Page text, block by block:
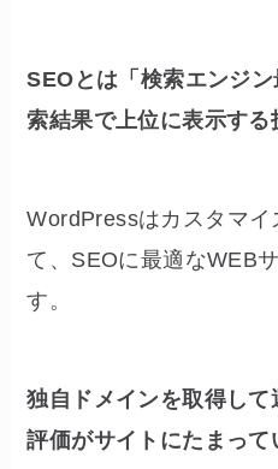
SEOとは「検索エンジ
索結果で上位に表示する
WordPressはカスタマイ
て、SEOに最適なWEB
す。
独自ドメインを取得し
評価がサイトにたまって